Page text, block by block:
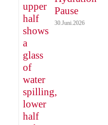
Pause
30.Juni.2026